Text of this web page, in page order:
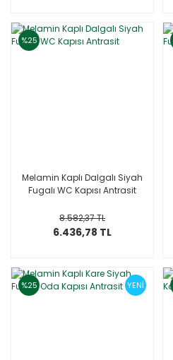
%25
Melamin Kaplı Dalgalı Siyah
Fugalı WC Kapısı Antrasit
8.582,37 TL
6.436,78 TL
%25 YENİ